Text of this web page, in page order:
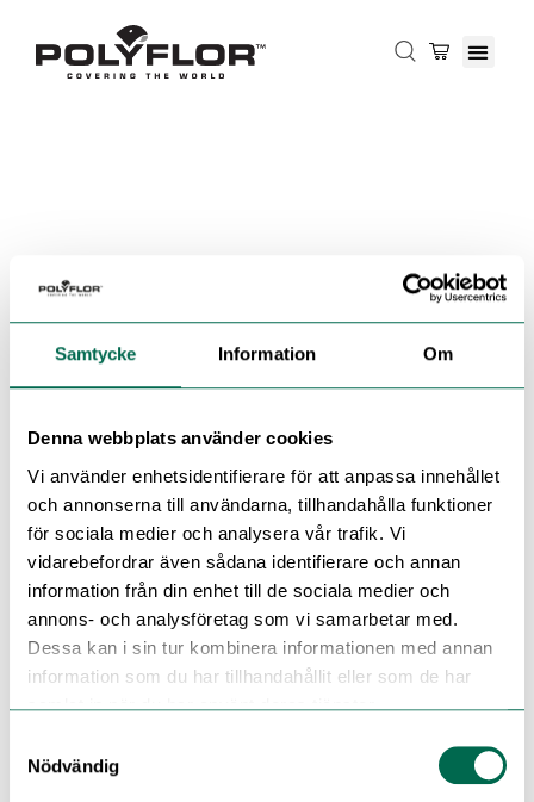
Samtycke Information Om
Denna webbplats använder cookies
Vi använder enhetsidentifierare för att anpassa innehållet
och annonserna till användarna, tillhandahålla funktioner
för sociala medier och analysera vår trafik. Vi
vidarebefordrar även sådana identifierare och annan
information från din enhet till de sociala medier och
annons- och analysföretag som vi samarbetar med.
Dessa kan i sin tur kombinera informationen med annan
information som du har tillhandahållit eller som de har
samlat in när du har använt deras tjänster.
Nödvändig